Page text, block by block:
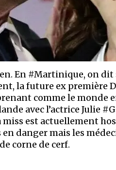
En #Martinique, on
la future ex première
comme le monde
avec l’actrice Julie
est actuellement
en danger mais les
corne de cerf.